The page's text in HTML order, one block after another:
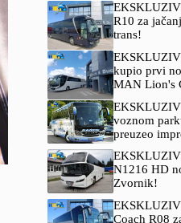
R10 za
trans!
kupio prvi
MAN Lion's
voznom
preuzeo
N1216 HD
Zvornik!
Coach R08